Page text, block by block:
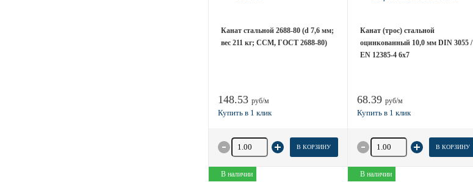
Канат стальной 2688-80 (d 7,6 мм;
вес 211 кг; ССМ, ГОСТ 2688-80)
148.53 руб/м
Количество товара В КОРЗИНУ
Канат (трос) стальной
оцинкованный 10,0 мм DIN 3055 /
EN 12385-4 6x7
68.39 руб/м
Количество товара В КОРЗИНУ
В наличии В наличии